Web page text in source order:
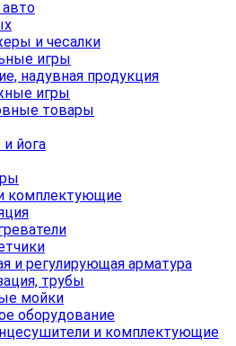
авто
и чесалки
игры
надувная продукция
игры
товары
йога
комплектующие
и регулирующая арматура
трубы
мойки
оборудование
и комплектующие